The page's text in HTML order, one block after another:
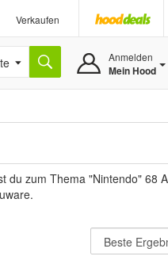
Verkaufen
Anmelden
Mein Hood
zum Thema "Nintendo" 68